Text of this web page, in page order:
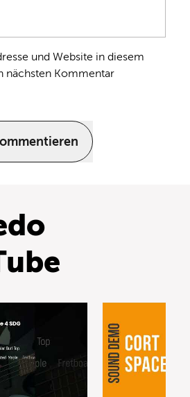
und Website in diesem
nächsten Kommentar